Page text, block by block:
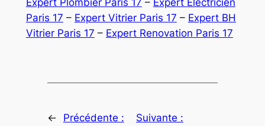
Expert Plombier Paris 17 – Expert Electricien
Paris 17 – Expert Vitrier Paris 17 – Expert BH
Vitrier Paris 17 – Expert Renovation Paris 17
←
Précédente :
Suivante :